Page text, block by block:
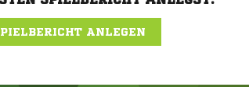
ANLEGEN